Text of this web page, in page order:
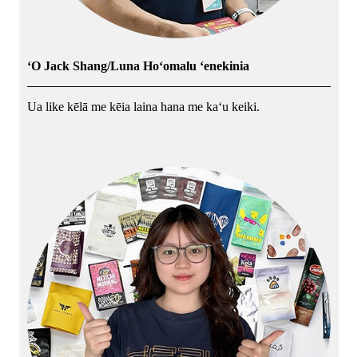
ʻO Jack Shang/Luna Hoʻomalu ʻenekinia
Ua like kēlā me kēia laina hana me kaʻu keiki.